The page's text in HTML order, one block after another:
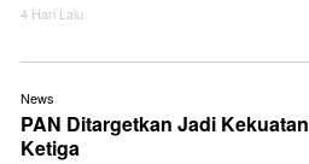
4 Hari Lalu
News
PAN Ditargetkan Jadi Kekuatan
Ketiga